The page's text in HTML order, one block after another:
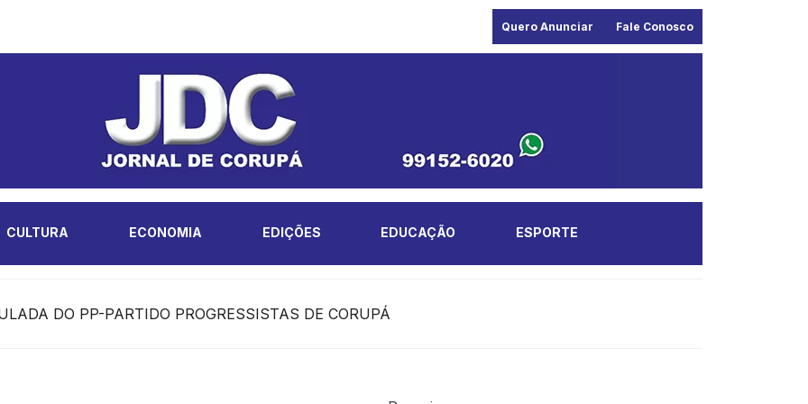
Quero Anunciar Fale Conosco
CULTURA ECONOMIA EDIÇÕES EDUCAÇÃO ESPORTE
DO PP-PARTIDO PROGRESSISTAS DE CORUPÁ